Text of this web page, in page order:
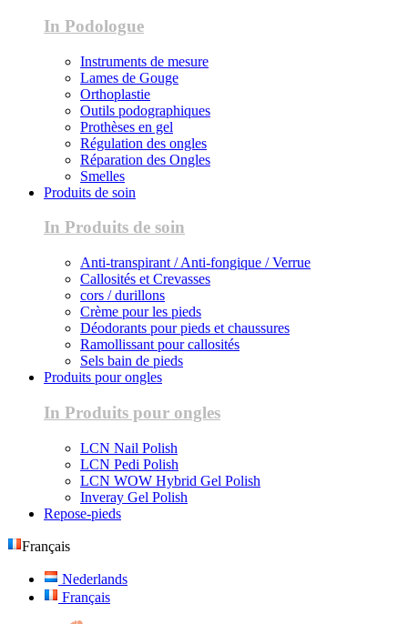
In Podologue
Instruments de mesure
Lames de Gouge
Orthoplastie
Outils podographiques
Prothèses en gel
Régulation des ongles
Réparation des Ongles
Smelles
Produits de soin
In Produits de soin
Anti-transpirant / Anti-fongique / Verrue
Callosités et Crevasses
cors / durillons
Crème pour les pieds
Déodorants pour pieds et chaussures
Ramollissant pour callosités
Sels bain de pieds
Produits pour ongles
In Produits pour ongles
LCN Nail Polish
LCN Pedi Polish
LCN WOW Hybrid Gel Polish
Inveray Gel Polish
Repose-pieds
Français
Nederlands
Français